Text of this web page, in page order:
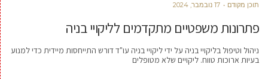
תוכן מקודם 17 נובמבר, 2024
פתרונות משפטיים מתקדמים לליקויי בניה
ניהול וטיפול בליקויי בניה על ידי ליקויי בניה עו"ד דורש התייחסות מיידית כדי למנוע
בעיות ארוכות טווח. ליקויים שלא מטופלים